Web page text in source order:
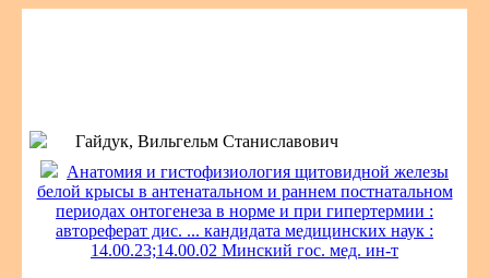
Гайдук, Вильгельм Станиславович
Анатомия и гистофизиология щитовидной железы
белой крысы в антенатальном и раннем постнатальном
периодах онтогенеза в норме и при гипертермии :
автореферат дис. ... кандидата медицинских наук :
14.00.23;14.00.02 Минский гос. мед. ин-т